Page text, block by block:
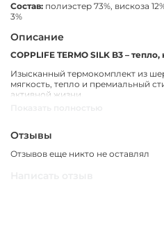
Состав: полиэстер 73%, вискоза
3%
Описание
COPPLIFE TERMO SILK B3 –
Изысканный термокомплект из
мягкость, тепло и премиальный
активной жизни.
Наночастицы меди
неприятного запаха;
Отзывы
Отзывов еще никто не оставлял